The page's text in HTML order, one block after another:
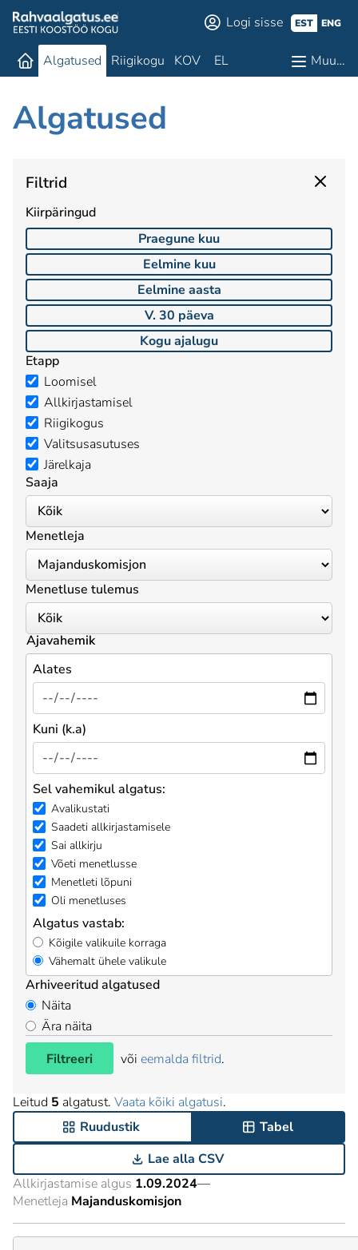
Logi sisse EST ENG
Algatused Riigikogu KOV EL Muu…
Algatused
Filtrid
Kiirpäringud
Praegune kuu
Eelmine kuu
Eelmine aasta
V. 30 päeva
Kogu ajalugu
Etapp
Loomisel
Allkirjastamisel
Riigikogus
Valitsusasutuses
Järelkaja
Saaja
Menetleja
Menetluse tulemus
Ajavahemik
Alates
Kuni (k.a)
Sel vahemikul algatus:
Avalikustati
Saadeti allkirjastamisele
Sai allkirju
Võeti menetlusse
Menetleti lõpuni
Oli menetluses
Algatus vastab:
Kõigile valikuile korraga
Vähemalt ühele valikule
Arhiveeritud algatused
Näita
Ära näita
Filtreeri
või eemalda filtrid.
Leitud 5 algatust. Vaata kõiki algatusi.
Ruudustik
Tabel
Lae alla CSV
Allkirjastamise algus 1.09.2024—
Menetleja Majanduskomisjon